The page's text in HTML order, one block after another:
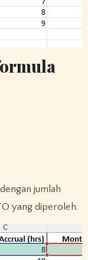
jumlah
yang diperoleh.